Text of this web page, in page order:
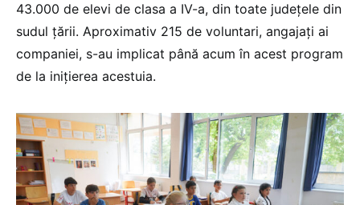
43.000 de elevi de clasa a IV-a, din toate județele din
sudul țării. Aproximativ 215 de voluntari, angajați ai
companiei, s-au implicat până acum în acest program
de la inițierea acestuia.